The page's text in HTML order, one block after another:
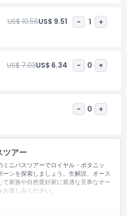
ルンの最も美しい屋外アトラクション
逃しなく。
US$ 10.56US$ 9.51 - 1 +
US$ 7.03US$ 6.34 - 0 +
- 0 +
ツアー
ニバスツアーでロイヤル・ボタニッ
ーンを探索しましょう。生解説、オース
て家族や自然愛好家に最適な見事なオー
楽しみください。